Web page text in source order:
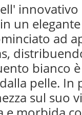
un
ad
bianco
pelle. In
sul suo